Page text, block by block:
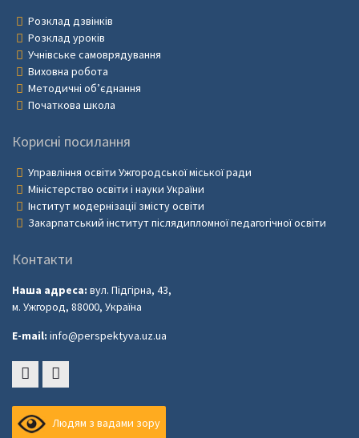
Розклад дзвінків
Розклад уроків
Учнівське самоврядування
Виховна робота
Методичні об’єднання
Початкова школа
Корисні посилання
Управління освіти Ужгородської міської ради
Міністерство освіти і науки України
Інститут модернізації змісту освіти
Закарпатський інститут післядипломної педагогічної освіти
Контакти
Наша адреса: вул. Підгірна, 43,
м. Ужгород, 88000, Україна
E-mail: info@perspektyva.uz.ua
Людям з вадами зору